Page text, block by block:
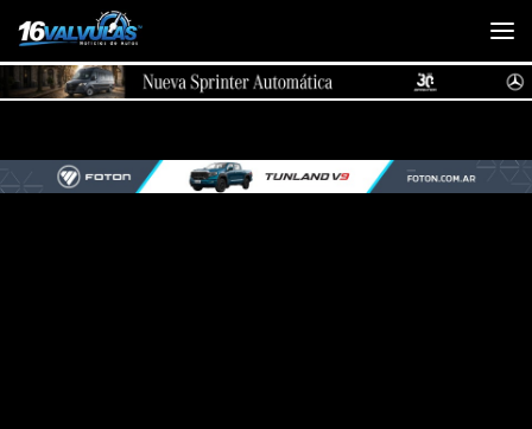
Saltar al contenido